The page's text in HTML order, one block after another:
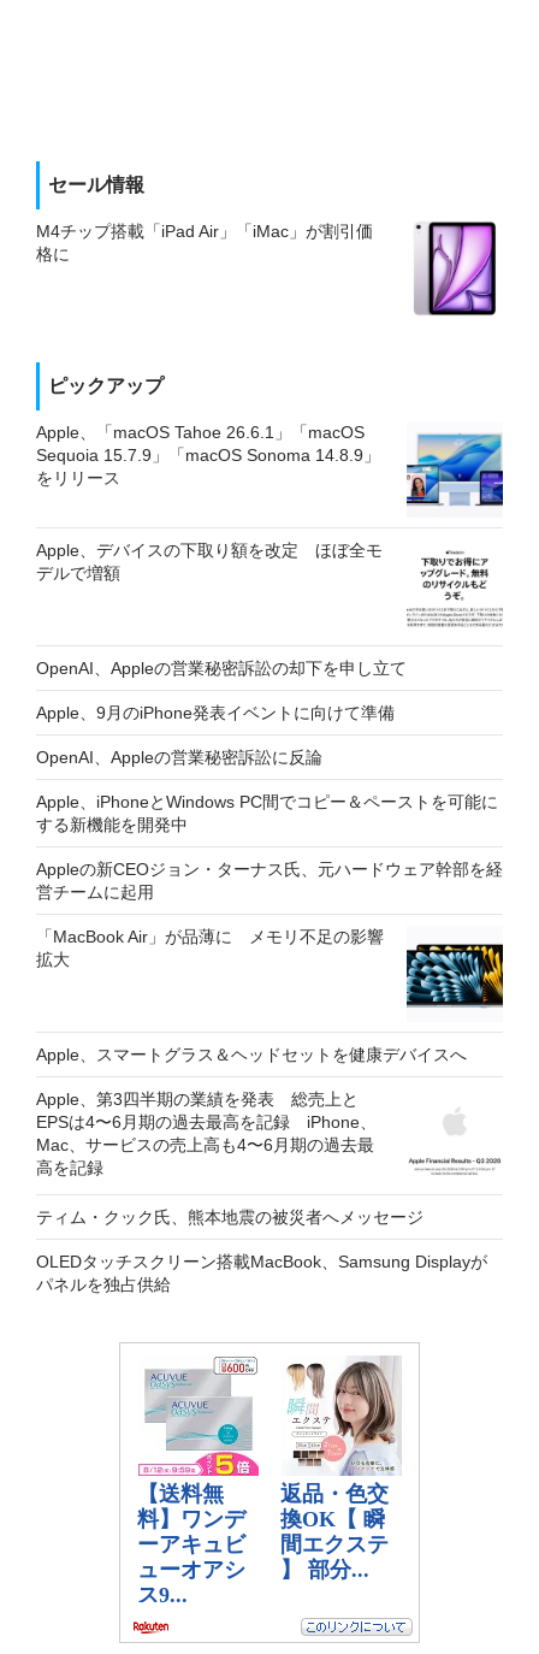
セール情報
M4チップ搭載「iPad Air」「iMac」が割引価
格に
ピックアップ
Apple、「macOS Tahoe 26.6.1」「macOS
Sequoia 15.7.9」「macOS Sonoma 14.8.9」
をリリース
Apple、デバイスの下取り額を改定 ほぼ全モ
デルで増額
OpenAI、Appleの営業秘密訴訟の却下を申し立て
Apple、9月のiPhone発表イベントに向けて準備
OpenAI、Appleの営業秘密訴訟に反論
Apple、iPhoneとWindows PC間でコピー＆ペーストを可能に
する新機能を開発中
Appleの新CEOジョン・ターナス氏、元ハードウェア幹部を経
営チームに起用
「MacBook Air」が品薄に メモリ不足の影響
拡大
Apple、スマートグラス＆ヘッドセットを健康デバイスへ
Apple、第3四半期の業績を発表 総売上と
EPSは4〜6月期の過去最高を記録 iPhone、
Mac、サービスの売上高も4〜6月期の過去最
高を記録
ティム・クック氏、熊本地震の被災者へメッセージ
OLEDタッチスクリーン搭載MacBook、Samsung Displayが
パネルを独占供給